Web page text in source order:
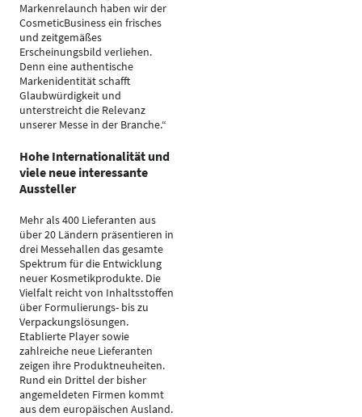
Markenrelaunch haben wir der
CosmeticBusiness ein frisches
und zeitgemäßes
Erscheinungsbild verliehen.
Denn eine authentische
Markenidentität schafft
Glaubwürdigkeit und
unterstreicht die Relevanz
unserer Messe in der Branche.“
Hohe Internationalität und
viele neue interessante
Aussteller
Mehr als 400 Lieferanten aus
über 20 Ländern präsentieren in
drei Messehallen das gesamte
Spektrum für die Entwicklung
neuer Kosmetikprodukte. Die
Vielfalt reicht von Inhaltsstoffen
über Formulierungs- bis zu
Verpackungslösungen.
Etablierte Player sowie
zahlreiche neue Lieferanten
zeigen ihre Produktneuheiten.
Rund ein Drittel der bisher
angemeldeten Firmen kommt
aus dem europäischen Ausland.